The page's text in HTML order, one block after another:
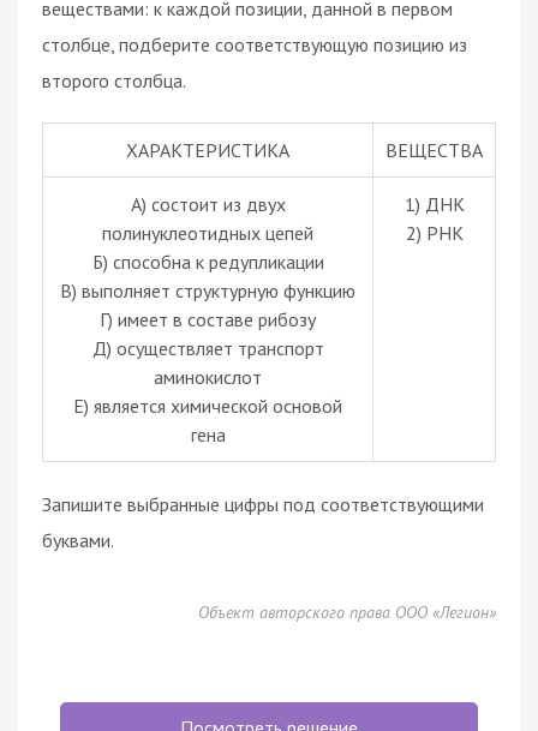
веществами: к каждой позиции, данной в первом
столбце, подберите соответствующую позицию из
второго столбца.
ХАРАКТЕРИСТИКА ВЕЩЕСТВА
А) состоит из двух
полинуклеотидных цепей
Б) способна к редупликации
В) выполняет структурную функцию
Г) имеет в составе рибозу
Д) осуществляет транспорт
аминокислот
Е) является химической основой
гена
1) ДНК
2) РНК
Запишите выбранные цифры под соответствующими
буквами.
Объект авторского права ООО «Легион»